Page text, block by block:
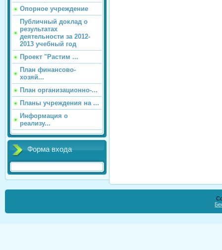
Опорное учреждение
Публичный доклад о
результатах
деятельности за 2012-
2013 учебный год
Проект "Растим ...
План финансово-
хозяй...
План организационно-...
Планы учреждения на ...
Информация о
реализу...
Форма входа